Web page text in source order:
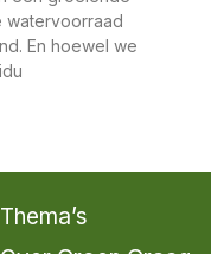
watervoorraad
En hoewel we
Thema’s